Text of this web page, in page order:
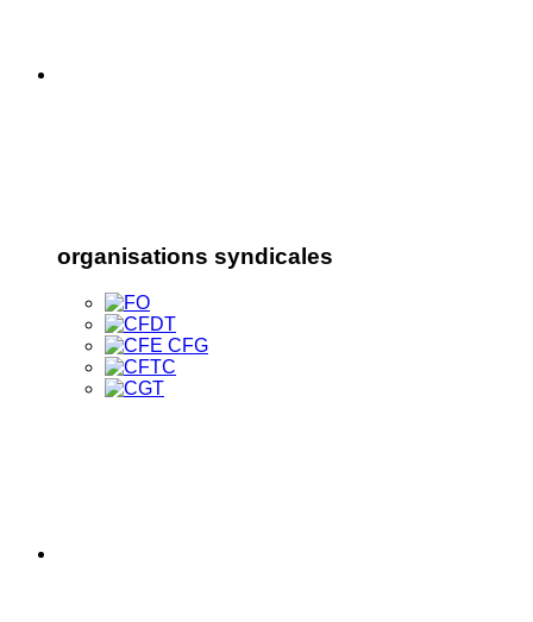
organisations syndicales